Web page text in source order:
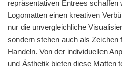
repräsentativen Entrees schaffen
Logomatten einen kreativen
nur die unvergleichliche
sondern stehen auch als Zeichen
Handeln. Von der individuellen
und Ästhetik bieten diese Matten